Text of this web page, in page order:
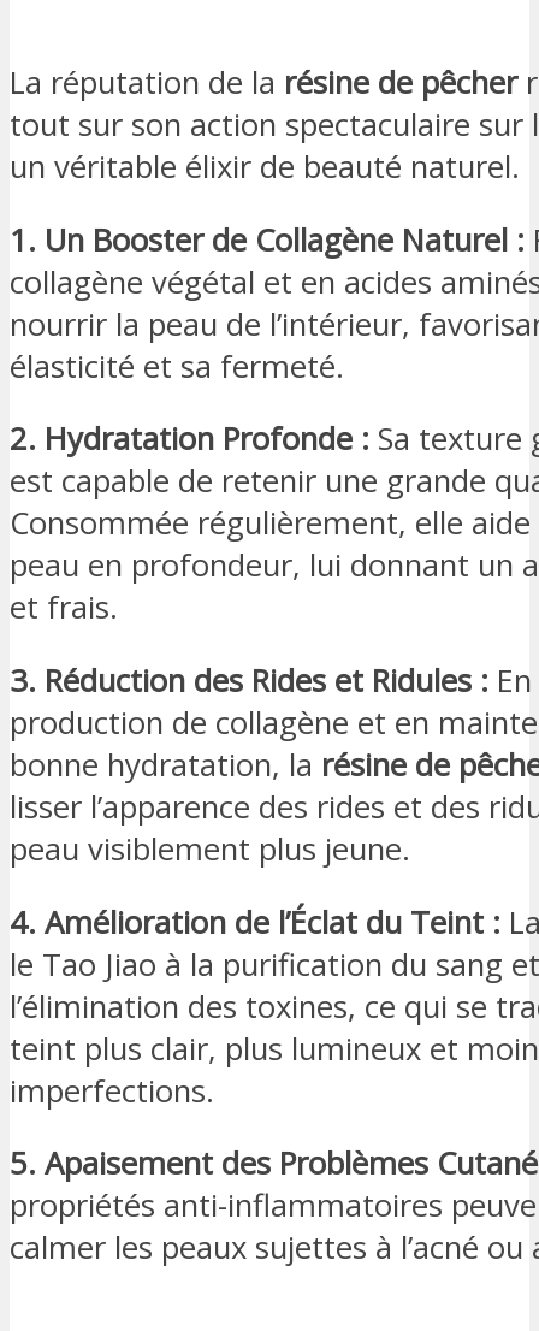
La réputation de la résine de pêcher
tout sur son action spectaculaire sur
un véritable élixir de beauté naturel.
1. Un Booster de Collagène Naturel :
collagène végétal et en acides
nourrir la peau de l’intérieur,
élasticité et sa fermeté.
2. Hydratation Profonde : Sa texture
est capable de retenir une grande
Consommée régulièrement, elle
peau en profondeur, lui donnant un
et frais.
3. Réduction des Rides et Ridules :
production de collagène et en
bonne hydratation, la résine de
lisser l’apparence des rides et des
peau visiblement plus jeune.
4. Amélioration de l’Éclat du Teint :
le Tao Jiao à la purification du sang
l’élimination des toxines, ce qui se
teint plus clair, plus lumineux et
imperfections.
5. Apaisement des Problèmes
propriétés anti-inflammatoires
calmer les peaux sujettes à l’acné